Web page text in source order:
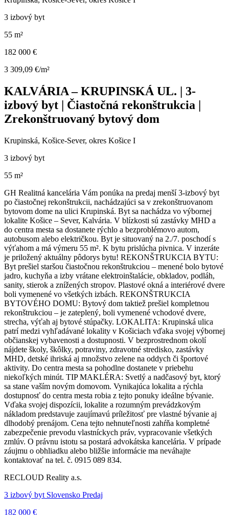
3 izbový byt
55 m²
182 000 €
3 309,09 €/m²
KALVÁRIA – KRUPINSKÁ UL. | 3-
izbový byt | Čiastočná rekonštrukcia |
Zrekonštruovaný bytový dom
Krupinská, Košice-Sever, okres Košice I
3 izbový byt
55 m²
GH Realitná kancelária Vám ponúka na predaj menší 3-izbový byt
po čiastočnej rekonštrukcii, nachádzajúci sa v zrekonštruovanom
bytovom dome na ulici Krupinská. Byt sa nachádza vo výbornej
lokalite Košice – Sever, Kalvária. V blízkosti sú zastávky MHD a
do centra mesta sa dostanete rýchlo a bezproblémovo autom,
autobusom alebo električkou. Byt je situovaný na 2./7. poschodí s
výťahom a má výmeru 55 m². K bytu prislúcha pivnica. V inzeráte
je priložený aktuálny pôdorys bytu! REKONŠTRUKCIA BYTU:
Byt prešiel staršou čiastočnou rekonštrukciou – menené bolo bytové
jadro, kuchyňa a izby vrátane elektroinštalácie, obkladov, podláh,
sanity, stierok a znížených stropov. Plastové okná a interiérové dvere
boli vymenené vo všetkých izbách. REKONŠTRUKCIA
BYTOVÉHO DOMU: Bytový dom taktiež prešiel kompletnou
rekonštrukciou – je zateplený, boli vymenené vchodové dvere,
strecha, výťah aj bytové stúpačky. LOKALITA: Krupinská ulica
patrí medzi vyhľadávané lokality v Košiciach vďaka svojej výbornej
občianskej vybavenosti a dostupnosti. V bezprostrednom okolí
nájdete školy, škôlky, potraviny, zdravotné stredisko, zastávky
MHD, detské ihriská aj množstvo zelene na oddych či športové
aktivity. Do centra mesta sa pohodlne dostanete v priebehu
niekoľkých minút. TIP MAKLÉRA: Svetlý a nadčasový byt, ktorý
sa stane vaším novým domovom. Vynikajúca lokalita a rýchla
dostupnosť do centra mesta robia z tejto ponuky ideálne bývanie.
Vďaka svojej dispozícii, lokalite a rozumným prevádzkovým
nákladom predstavuje zaujímavú príležitosť pre vlastné bývanie aj
dlhodobý prenájom. Cena tejto nehnuteľnosti zahŕňa kompletné
zabezpečenie prevodu vlastníckych práv, vypracovanie všetkých
zmlúv. O právnu istotu sa postará advokátska kancelária. V prípade
záujmu o obhliadku alebo bližšie informácie ma neváhajte
kontaktovať na tel. č. 0915 089 834.
RECLOUD Reality a.s.
3 izbový byt Slovensko Predaj
182 000 €